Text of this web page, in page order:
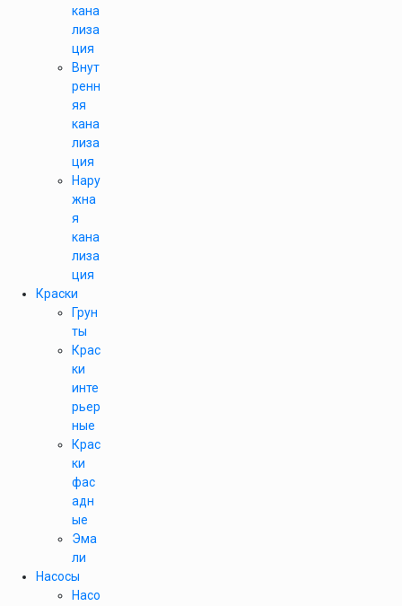
кана
лиза
ция
Внут
ренн
яя
кана
лиза
ция
Нару
жна
я
кана
лиза
ция
Краски
Грун
ты
Крас
ки
инте
рьер
ные
Крас
ки
фас
адн
ые
Эма
ли
Насосы
Насо